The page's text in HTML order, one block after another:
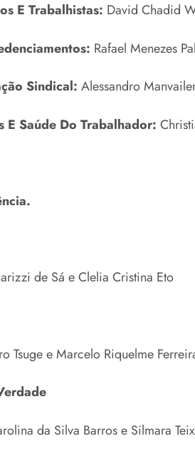
E Trabalhistas: David Chadid
Rafael Menezes
Sindical: Alessandro
E Saúde Do Trabalhador:
de Sá e Clelia Cristina Eto
Tsuge e Marcelo Riquelme
da Silva Barros e Silmara